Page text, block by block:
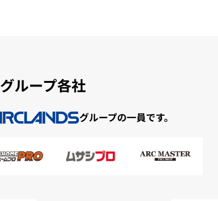
グループ各社
グループの一員です。